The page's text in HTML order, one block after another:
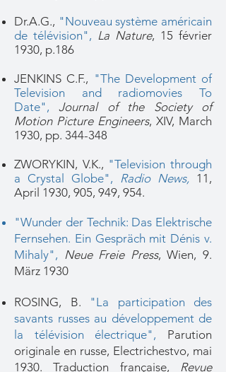
Dr.A.G., "Nouveau système américain
de télévision" , La Nature, 15 février
1930, p.186
JENKINS C.F., "The Development of​
Television and radiomovies To
Date" ,
Journal of the Society of
Motion Picture Engineers, XIV, March
1930, pp. 344-348
ZWORYKIN, V.K., "Television through
a Crystal Globe", Radio News, 11,
April 1930, 905, 949, 954.
"Wunder der Technik: Das Elektrische
Fernsehen. Ein Gespräch mit Dénis v.
Mihaly", Neue Freie Press, Wien, 9.
März 1930
ROSING, B. "La participation des
savants russes au développement de
la télévision électrique" , Parution
originale en russe, Electrichestvo, mai
1930. Traduction française, Revue